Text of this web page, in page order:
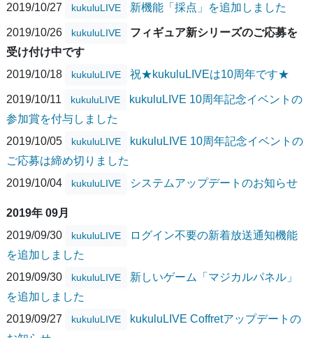
2019/10/27
kukuluLIVE 新機能「採点」を追加しました
2019/10/26 kukuluLIVE
フィギュア新シリーズのご応募を
受け付け中です
2019/10/18
kukuluLIVE 祝★kukuluLIVEは10周年です★
2019/10/11 kukuluLIVE
kukuluLIVE 10周年記念イベントの
参加賞を付与しました
2019/10/05
kukuluLIVE
kukuluLIVE 10周年記念イベントの
ご応募は締め切りました
2019/10/04
kukuluLIVE システムアップデートのお知らせ
2019年 09月
2019/09/30
kukuluLIVE
ログイン不要の新着放送通知機能
を追加しました
2019/09/30
kukuluLIVE
新しいゲーム「マジカルパネル」
を追加しました
2019/09/27
kukuluLIVE
kukuluLIVE Coffretアップデートの